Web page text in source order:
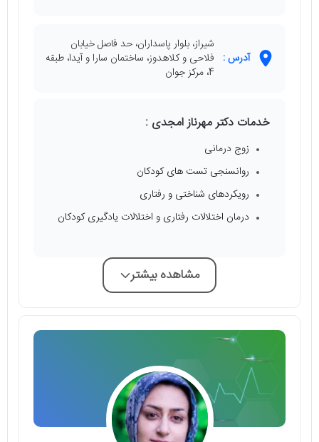
آدرس :
شیراز، بلوار پاسداران، حد فاصل خیابان
فلاحی و کلاهدوز، ساختمان سارا و آیدا، طبقه
4، مرکز جوان
خدمات دکتر مهرناز امجدی :
زوج درمانی
روانسنجی تست های کودکان
رویکردهای شناختی و رفتاری
درمان اختلالات رفتاری و اختلالات یادگیری کودکان
مشاهده بیشتر